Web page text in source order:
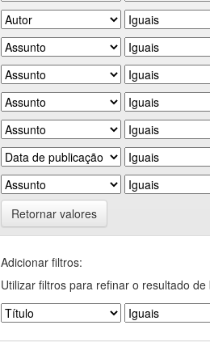
Retornar valores
Adicionar filtros:
Utilizar filtros para refinar o resultado de